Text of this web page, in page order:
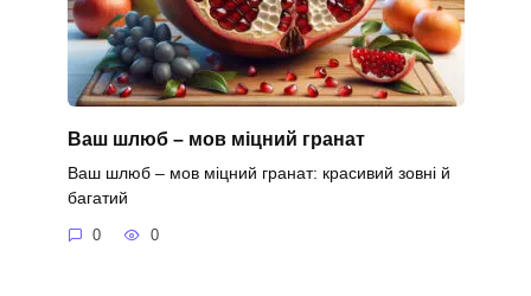
Ваш шлюб – мов міцний гранат
Ваш шлюб – мов міцний гранат: красивий зовні й
багатий
0 0